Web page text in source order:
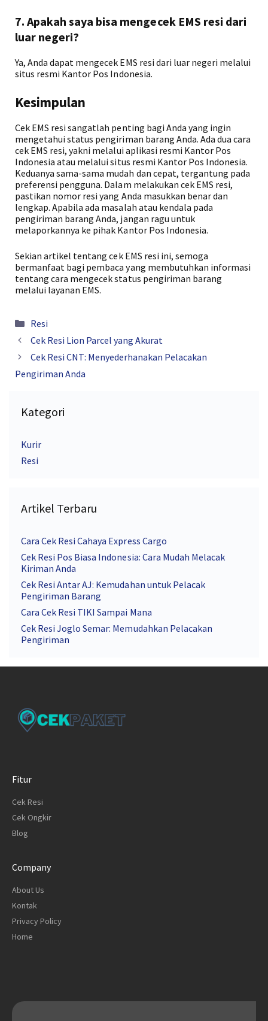
7. Apakah saya bisa mengecek EMS resi dari
luar negeri?
Ya, Anda dapat mengecek EMS resi dari luar negeri melalui
situs resmi Kantor Pos Indonesia.
Kesimpulan
Cek EMS resi sangatlah penting bagi Anda yang ingin
mengetahui status pengiriman barang Anda. Ada dua cara
cek EMS resi, yakni melalui aplikasi resmi Kantor Pos
Indonesia atau melalui situs resmi Kantor Pos Indonesia.
Keduanya sama-sama mudah dan cepat, tergantung pada
preferensi pengguna. Dalam melakukan cek EMS resi,
pastikan nomor resi yang Anda masukkan benar dan
lengkap. Apabila ada masalah atau kendala pada
pengiriman barang Anda, jangan ragu untuk
melaporkannya ke pihak Kantor Pos Indonesia.
Sekian artikel tentang cek EMS resi ini, semoga
bermanfaat bagi pembaca yang membutuhkan informasi
tentang cara mengecek status pengiriman barang
melalui layanan EMS.
Kategori
Resi
Cek Resi Lion Parcel yang Akurat
Cek Resi CNT: Menyederhanakan Pelacakan
Pengiriman Anda
Kategori
Kurir
Resi
Artikel Terbaru
Cara Cek Resi Cahaya Express Cargo
Cek Resi Pos Biasa Indonesia: Cara Mudah Melacak
Kiriman Anda
Cek Resi Antar AJ: Kemudahan untuk Pelacak
Pengiriman Barang
Cara Cek Resi TIKI Sampai Mana
Cek Resi Joglo Semar: Memudahkan Pelacakan
Pengiriman
Fitur
Cek Resi
Cek Ongkir
Blog
Company
About Us
Kontak
Privacy Policy
Home